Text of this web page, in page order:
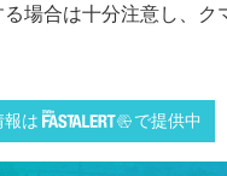
場合は十分注意し、ク
報は で提供中